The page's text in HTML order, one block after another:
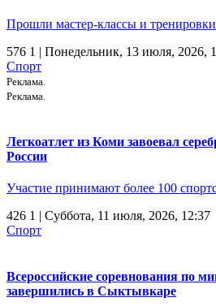
Прошли мастер-классы и тренировки
576 1 | Понедельник, 13 июля, 2026,
Спорт
Реклама.
Реклама.
Легкоатлет из Коми завоевал
России
Участие принимают более 100
426 1 | Суббота, 11 июля, 2026, 12:37
Спорт
Всероссийские соревнования по
завершились в Сыктывкаре